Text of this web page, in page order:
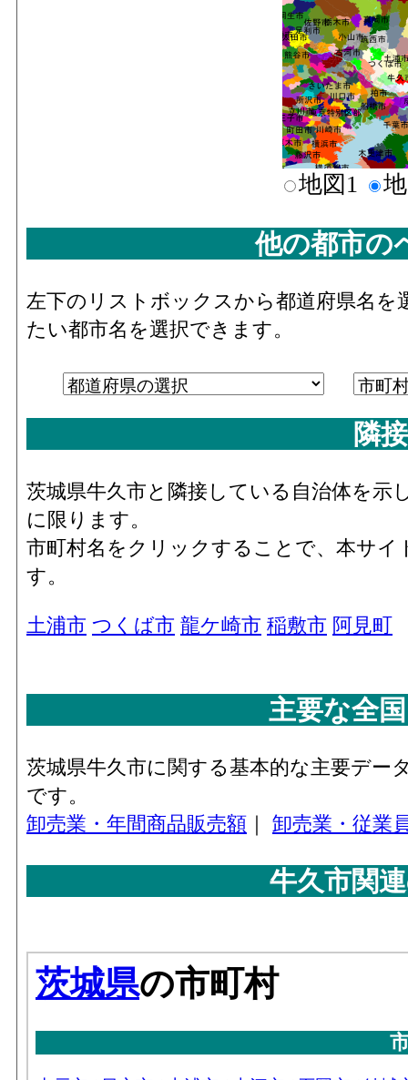
地図1
他の都市の
左下のリストボックスから都道府県名
たい都市名を選択できます。
隣
茨城県牛久市と隣接している自治体を示
に限ります。
市町村名をクリックすることで、本サ
す。
土浦市 つくば市 龍ケ崎市 稲敷市 阿見町
主要な全
茨城県牛久市に関する基本的な主要デ
です。
卸売業・年間商品販売額 ｜ 卸売業・従業
牛久市関